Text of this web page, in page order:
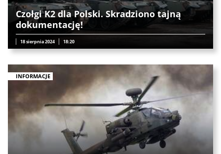
Czołgi K2 dla Polski. Skradziono tajną
dokumentację!
18 sierpnia 2024 18:20
INFORMACJE